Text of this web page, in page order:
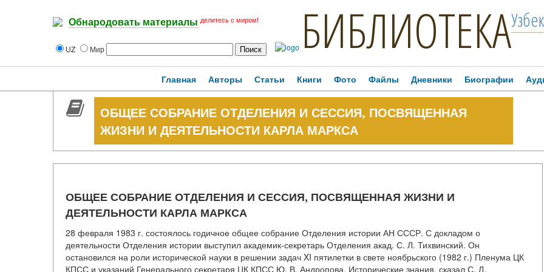
Обнародовать материалы делитесь с миром!
UZ Мир БИБЛИОТЕКА
Главная Авторы Статьи Книги Фото Файлы Дневники Биографии
ОБЩЕЕ СОБРАНИЕ ОТДЕЛЕНИЯ И СЕССИЯ, ПОСВЯЩЕННАЯ
ЖИЗНИ И ДЕЯТЕЛЬНОСТИ КАРЛА МАРКСА
ОБЩЕЕ СОБРАНИЕ ОТДЕЛЕНИЯ И СЕССИЯ, ПОСВЯЩЕННАЯ ЖИЗНИ И
ДЕЯТЕЛЬНОСТИ КАРЛА МАРКСА
28 февраля 1983 г. состоялось годичное общее собрание Отделения истории АН СССР. С докладом о
деятельности Отделения истории выступил академик-секретарь Отделения акад. С. Л. Тихвинский. Он
остановился на роли исторической науки в решении задач XI пятилетки в свете ноябрьского (1982 г.) Пленума ЦК
КПСС и указаний Генерального секретаря ЦК КПСС Ю. В. Андропова. Исторические знания, сказал С. Л.